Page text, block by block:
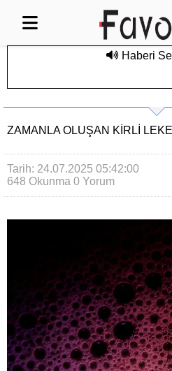
Haberi
ZAMANLA OLUŞAN KIRLI
Tarih: 24.07.2025 05:42:00
648 Okunma 0 Yorum